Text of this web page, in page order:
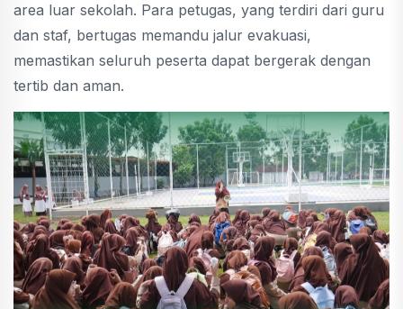
area luar sekolah. Para petugas, yang terdiri dari guru
dan staf, bertugas memandu jalur evakuasi,
memastikan seluruh peserta dapat bergerak dengan
tertib dan aman.